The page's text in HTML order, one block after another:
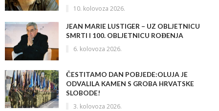
10. kolovoza 2026.
JEAN MARIE LUSTIGER – UZ OBLJETNICU
SMRTI I 100. OBLJETNICU ROĐENJA
6. kolovoza 2026.
ČESTITAMO DAN POBJEDE:OLUJA JE
ODVALILA KAMEN S GROBA HRVATSKE
SLOBODE!
3. kolovoza 2026.